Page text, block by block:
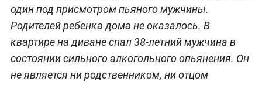
один под присмотром пьяного мужчины.
Родителей ребенка дома не оказалось. В
квартире на диване спал 38-летний мужчина в
состоянии сильного алкогольного опьянения. Он
не является ни родственником, ни отцом